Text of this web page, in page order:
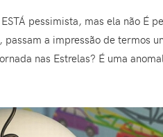
pessimista, mas ela não É
a impressão de termos
nas Estrelas? É uma